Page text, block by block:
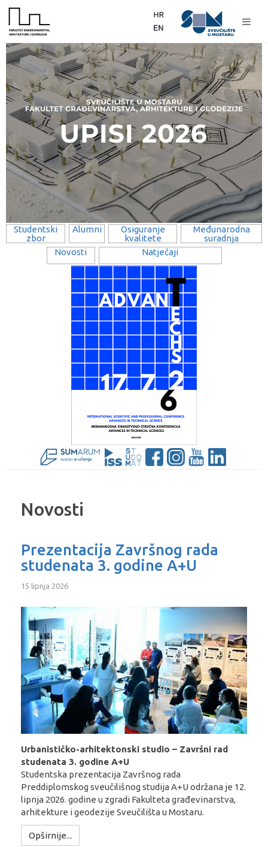
Studentski
zbor
Alumni
Osiguranje
kvalitete
Međunarodna
suradnja
Novosti
Natječaji
Novosti
Prezentacija Završnog rada
studenata 3. godine A+U
15 lipnja 2026
Urbanističko-arhitektonski studio – Završni rad
studenata 3. godine A+U
Studentska prezentacija Završnog rada
Preddiplomskog sveučilišnog studija A+U održana je 12.
lipnja 2026. godine u zgradi Fakulteta građevinarstva,
arhitekture i geodezije Sveučilišta u Mostaru.
Opširnije...